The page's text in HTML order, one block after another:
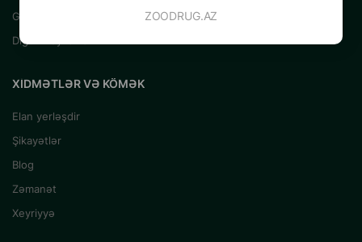
ZOODRUG.AZ
Gəmiricilər üçün
Digər Heyvanlar
XIDMƏTLƏR VƏ KÖMƏK
Elan yerləşdir
Şikayətlər
Blog
Zəmanət
Xeyriyyə